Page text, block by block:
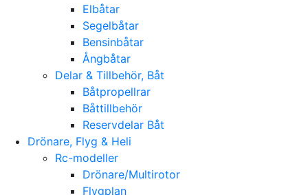
Elbåtar
Segelbåtar
Bensinbåtar
Ångbåtar
Delar & Tillbehör, Båt
Båtpropellrar
Båttillbehör
Reservdelar Båt
Drönare, Flyg & Heli
Rc-modeller
Drönare/Multirotor
Flygplan